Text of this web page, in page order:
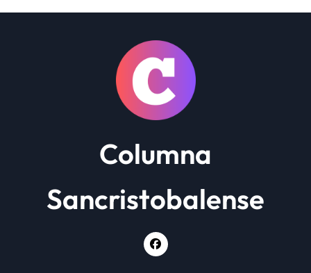
Columna
Sancristobalense